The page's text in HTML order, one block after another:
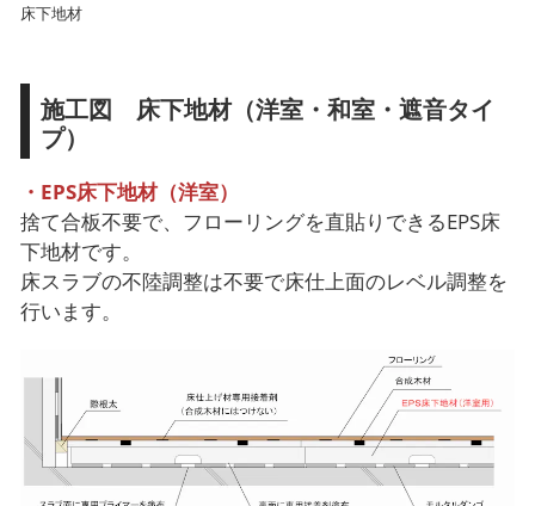
床下地材
施工図 床下地材（洋室・和室・遮音タイ
プ）
・EPS床下地材（洋室）
捨て合板不要で、フローリングを直貼りできるEPS床
下地材です。
床スラブの不陸調整は不要で床仕上面のレベル調整を
行います。